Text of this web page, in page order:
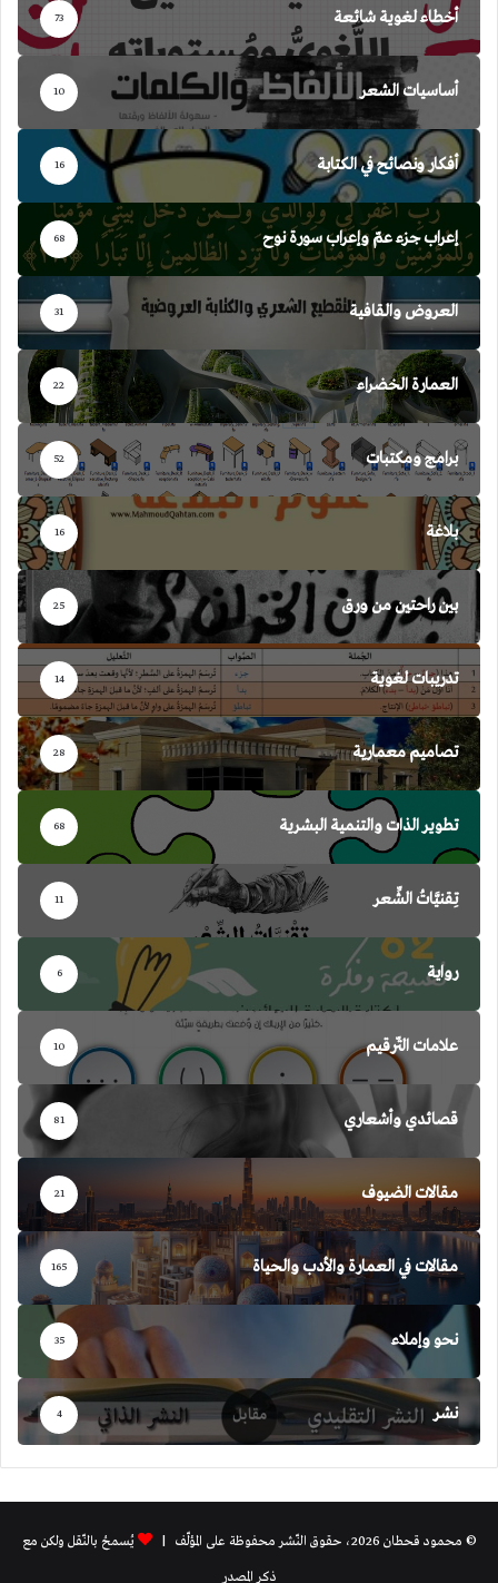
أخطاء لغوية شائعة 73
أساسيات الشعر 10
أفكار ونصائح في الكتابة 16
إعراب جزء عمّ وإعراب سورة نوح 68
العروض والقافية 31
العمارة الخضراء 22
برامج ومكتبات 52
بلاغة 16
بين راحتين من ورق 25
تدريبات لغوية 14
تصاميم معمارية 28
تطوير الذات والتنمية البشرية 68
تِقنيَّاتُ الشِّعر 11
رواية 6
علامات التّرقيم 10
قصائدي وأشعاري 81
مقالات الضيوف 21
مقالات في العمارة والأدب والحياة 165
نحو وإملاء 35
نشر 4
© محمود قحطان 2026، حقوق النّشر محفوظة على المؤلّف |
يُسمحُ بالنّقل ولكن مع
ذكر المصدر